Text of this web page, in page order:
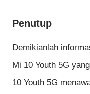
Penutup
Demikianlah
Mi 10 Youth 5G
10 Youth 5G